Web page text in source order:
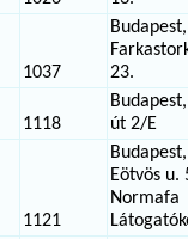
1037
Budapest,
23.
1118
út 2/E
1121
Budapest,
Eötvös u.
Normafa